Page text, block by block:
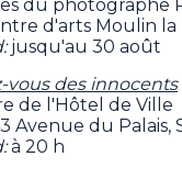
du photographe
d'arts Moulin la
jusqu'au 30 août
vous des innocents
de l'Hôtel de Ville
Avenue du Palais,
à 20 h